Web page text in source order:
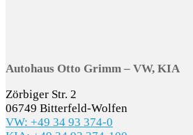
Autohaus Otto Grimm – VW, KIA
Zörbiger Str. 2
06749 Bitterfeld-Wolfen
VW: +49 34 93 374-0